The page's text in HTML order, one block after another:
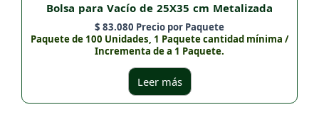
Bolsa para Vacío de 25X35 cm Metalizada
$ 83.080 Precio por Paquete
Paquete de 100 Unidades, 1 Paquete cantidad mínima /
Incrementa de a 1 Paquete.
Leer más